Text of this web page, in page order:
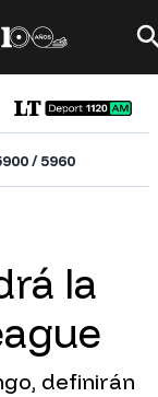
/5960
la
definirán